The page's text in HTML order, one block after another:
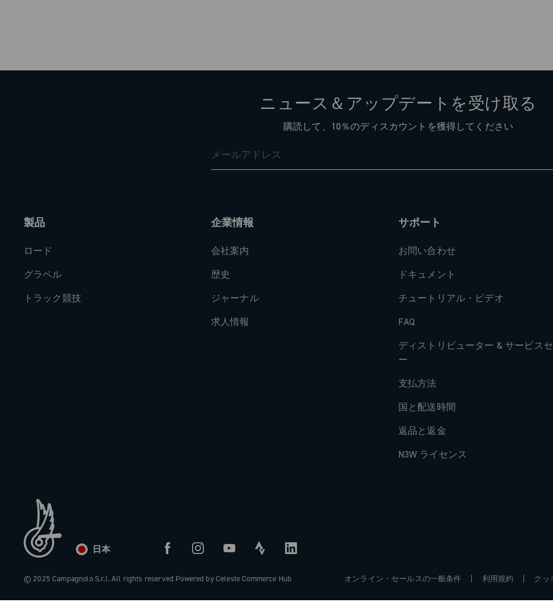
ニュース＆アップデートを受け取る
購読して、10％のディスカウントを獲得してください
製品
ロード
グラベル
トラック競技
企業情報
会社案内
歴史
ジャーナル
求人情報
サポート
お問い合わせ
ドキュメント
チュートリアル・ビデオ
FAQ
ディストリビューター & サービス
ー
支払方法
国と配送時間
返品と返金
N3W ライセンス
日本
© 2025 Campagnolo S.r.l. All rights reserved Powered by Celeste Commerce Hub オンライン・セールスの一般条件 利用規約 クッ